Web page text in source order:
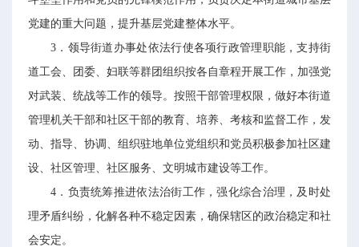
党建的重大问题，提升基层党建整体水平。
3．领导街道办事处依法行使各项行政管理职能，支持街
道工会、团委、妇联等群团组织按各自章程开展工作，加强党
对武装、统战等工作的领导。按照干部管理权限，做好本街道
管理机关干部和社区干部的教育、培养、考核和监督工作，发
动、指导、协调、组织驻地单位党组织和党员积极参加社区建
设、社区管理、社区服务、文明城市建设等工作。
4．负责统筹推进依法治街工作，强化综合治理，及时处
理矛盾纠纷，化解各种不稳定因素，确保辖区的政治稳定和社
会安定。